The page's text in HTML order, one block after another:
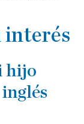
interés
hijo